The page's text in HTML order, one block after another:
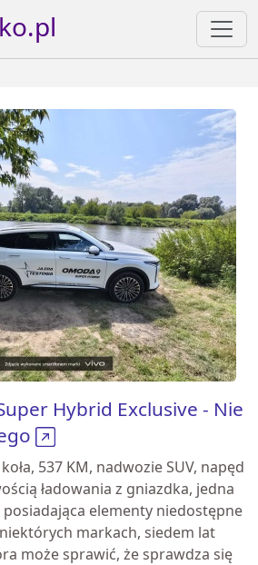
Hybrid Exclusive - Nie
537 KM, nadwozie SUV, napęd
ładowania z gniazdka, jedna
elementy niedostępne
markach, siedem lat
może sprawić, że sprawdza się